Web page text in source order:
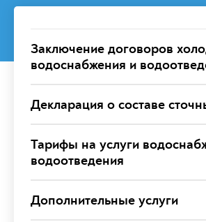
Заключение договоров
водоснабжения и
Декларация о составе
Тарифы на услуги
водоотведения
Дополнительные услуги